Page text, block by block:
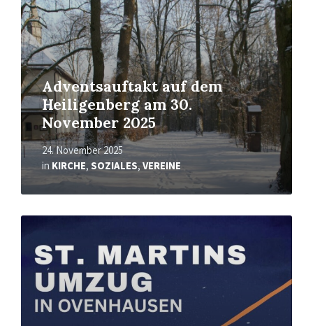
Adventsauftakt auf dem
Heiligenberg am 30.
November 2025
24. November 2025
in KIRCHE, SOZIALES, VEREINE
Mehr